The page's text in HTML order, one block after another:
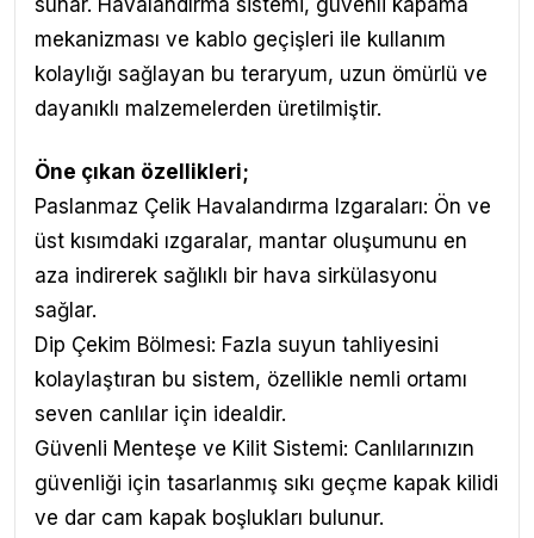
mekanizması ve kablo geçişleri ile kullanım
kolaylığı sağlayan bu teraryum, uzun ömürlü ve
dayanıklı malzemelerden üretilmiştir.
Öne çıkan özellikleri;
Paslanmaz Çelik Havalandırma Izgaraları: Ön ve
üst kısımdaki ızgaralar, mantar oluşumunu en
aza indirerek sağlıklı bir hava sirkülasyonu
sağlar.
Dip Çekim Bölmesi: Fazla suyun tahliyesini
kolaylaştıran bu sistem, özellikle nemli ortamı
seven canlılar için idealdir.
Güvenli Menteşe ve Kilit Sistemi: Canlılarınızın
güvenliği için tasarlanmış sıkı geçme kapak kilidi
ve dar cam kapak boşlukları bulunur.